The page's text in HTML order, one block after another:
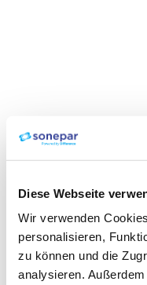
Diese Webseite
Wir verwenden
personalisieren,
zu können und die
analysieren.